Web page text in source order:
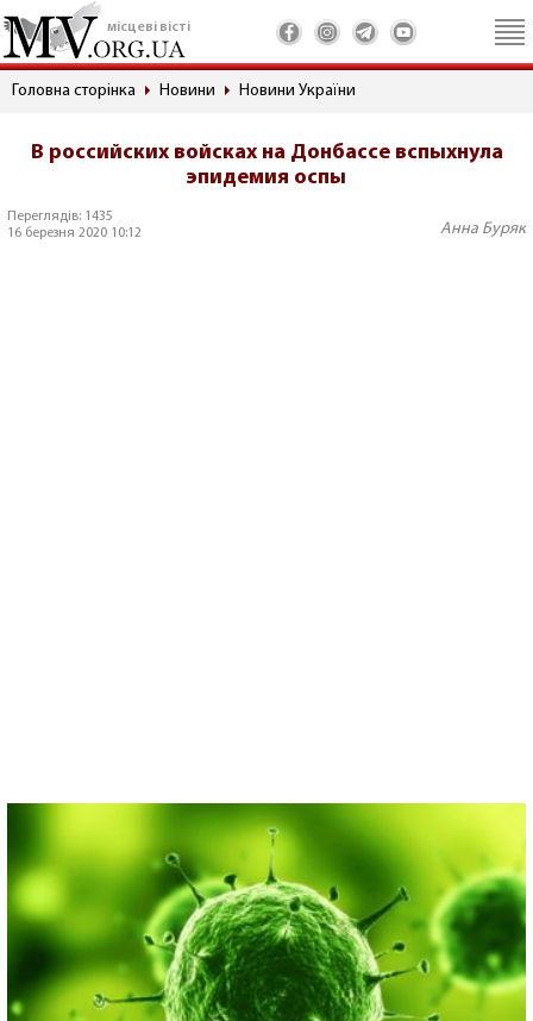
місцеві вісті
Головна сторінка Новини Новини України
В российских войсках на Донбассе вспыхнула
эпидемия оспы
Переглядів: 1435
16 березня 2020 10:12
Анна Буряк